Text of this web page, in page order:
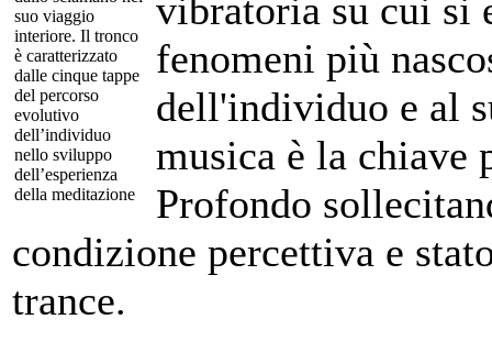
suo viaggio
interiore. Il tronco
è caratterizzato
dalle cinque tappe
del percorso
evolutivo
dell’individuo
nello sviluppo
dell’esperienza
della meditazione
vibratoria su cui si
fenomeni più
dell'individuo e al
musica è la chiave
Profondo
condizione percettiva e
trance.